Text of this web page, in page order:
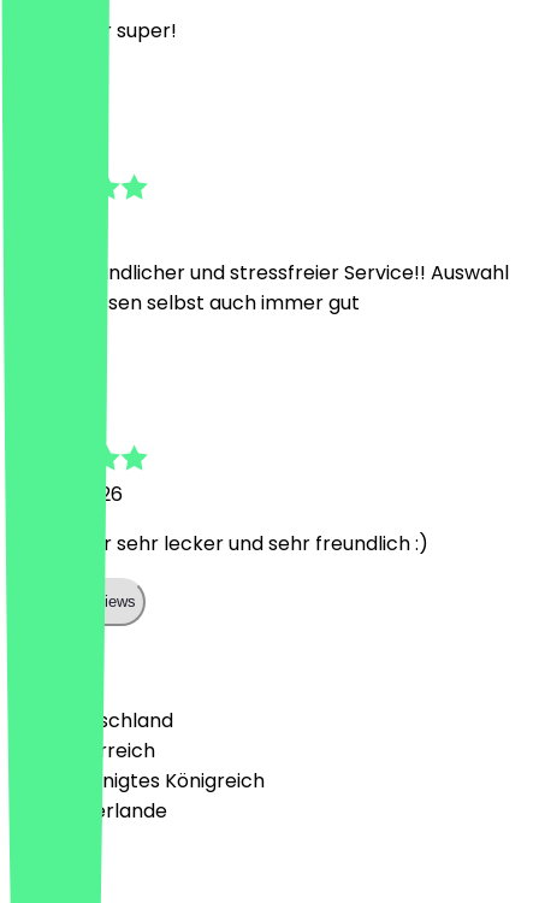
Wie immer super!
Super freundlicher und stressfreier Service!! Auswahl
und das Essen selbst auch immer gut
19. Juni 2026
Wie immer sehr lecker und sehr freundlich :)
Show all reviews
🇩🇪 Deutschland
🇦🇹 Österreich
🇬🇧 Vereinigtes Königreich
🇳🇱 Niederlande